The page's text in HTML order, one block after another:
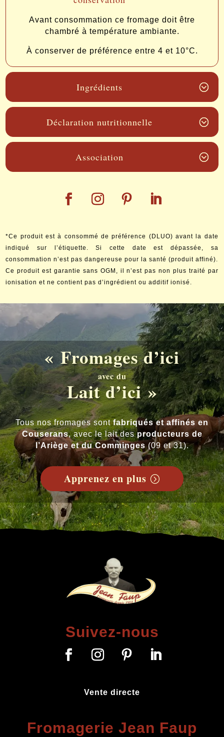
Avant consommation ce fromage doit être
chambré à température ambiante.
À conserver de préférence entre 4 et 10°C.
Ingrédients
Déclaration nutritionnelle
Association
*Ce produit est à consommé de préférence (DLUO) avant la date
indiqué sur l’étiquette. Si cette date est dépassée, sa
consommation n’est pas dangereuse pour la santé (produit affiné).
Ce produit est garantie sans OGM, il n’est pas non plus traité par
ionisation et ne contient pas d’ingrédient ou additif ionisé.
« Fromages d’ici
avec du
Lait d’ici »
Tous nos fromages sontfabriqués et affinés en
Couserans, avec le lait desproducteurs de
l’Ariège et du Comminges(09 et 31).
Apprenez en plus
Suivez-nous
Vente directe
Fromagerie Jean Faup